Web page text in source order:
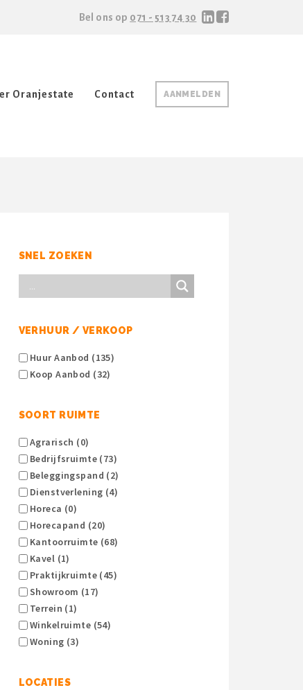
Bel ons op 071 - 513 74 30
AANMELDEN
Oranjestate Contact
SNEL ZOEKEN
VERHUUR / VERKOOP
Huur Aanbod (135)
Koop Aanbod (32)
SOORT RUIMTE
Agrarisch (0)
Bedrijfsruimte (73)
Beleggingspand (2)
Dienstverlening (4)
Horeca (0)
Horecapand (20)
Kantoorruimte (68)
Kavel (1)
Praktijkruimte (45)
Showroom (17)
Terrein (1)
Winkelruimte (54)
Woning (3)
LOCATIES